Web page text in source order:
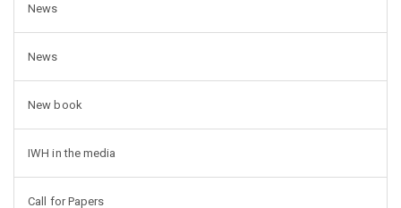
News
News
New book
IWH in the media
Call for Papers